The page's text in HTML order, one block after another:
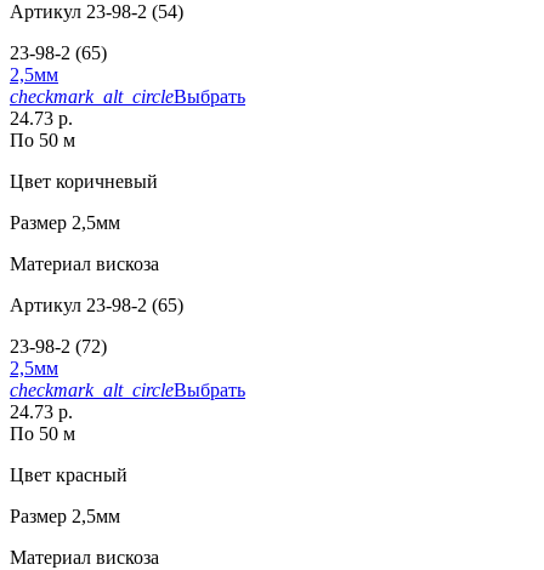
Артикул 23-98-2 (54)
23-98-2 (65)
2,5мм
checkmark_alt_circleВыбрать
24.73 р.
По 50 м
Цвет коричневый
Размер 2,5мм
Материал вискоза
Артикул 23-98-2 (65)
23-98-2 (72)
2,5мм
checkmark_alt_circleВыбрать
24.73 р.
По 50 м
Цвет красный
Размер 2,5мм
Материал вискоза